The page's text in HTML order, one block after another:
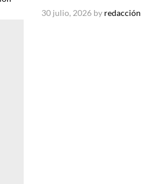
30 julio, 2026 by redacción